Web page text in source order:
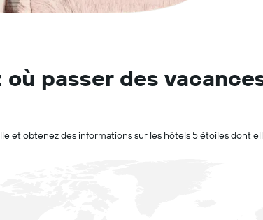
où passer des
et obtenez des informations sur les hôtels 5 étoiles dont